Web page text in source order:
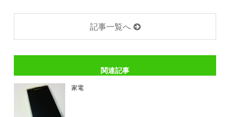
記事一覧へ
関連記事
家電